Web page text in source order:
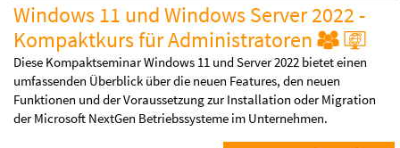
Windows 11 und Windows Server 2022 -
Kompaktkurs für Administratoren
Diese Kompaktseminar Windows 11 und Server 2022 bietet einen
umfassenden Überblick über die neuen Features, den neuen
Funktionen und der Voraussetzung zur Installation oder Migration
der Microsoft NextGen Betriebssysteme im Unternehmen.